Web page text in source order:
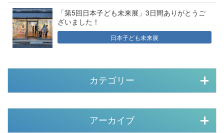
「第5回日本子ども未来展」3日間ありがとうご
ざいました！
日本子ども未来展
カテゴリー
アーカイブ